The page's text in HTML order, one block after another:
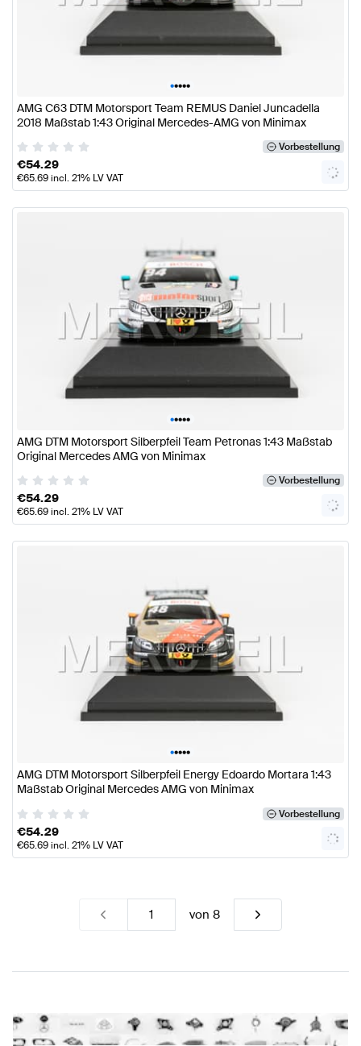
•••••
AMG C63 DTM Motorsport Team REMUS Daniel Juncadella
2018 Maßstab 1:43 Original Mercedes-AMG von Minimax
Vorbestellung
€54.29
€65.69incl. 21% LV VAT
•••••
AMG DTM Motorsport Silberpfeil Team Petronas 1:43 Maßstab
Original Mercedes AMG von Minimax
Vorbestellung
€54.29
€65.69incl. 21% LV VAT
•••••
AMG DTM Motorsport Silberpfeil Energy Edoardo Mortara 1:43
Maßstab Original Mercedes AMG von Minimax
Vorbestellung
€54.29
€65.69incl. 21% LV VAT
von 8